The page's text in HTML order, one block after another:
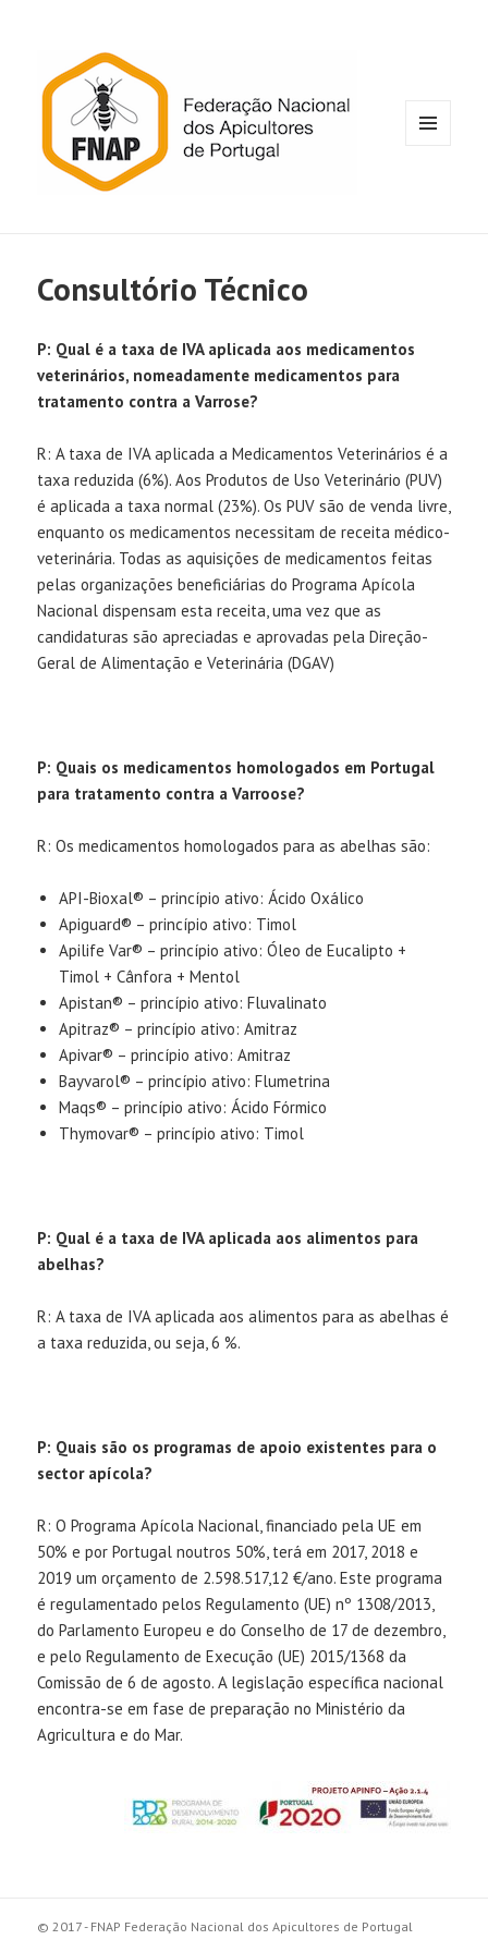
Consultório Técnico
P: Qual é a taxa de IVA aplicada aos medicamentos
veterinários, nomeadamente medicamentos para
tratamento contra a Varrose?
R: A taxa de IVA aplicada a Medicamentos Veterinários é a
taxa reduzida (6%). Aos Produtos de Uso Veterinário (PUV)
é aplicada a taxa normal (23%). Os PUV são de venda livre,
enquanto os medicamentos necessitam de receita médico-
veterinária. Todas as aquisições de medicamentos feitas
pelas organizações beneficiárias do Programa Apícola
Nacional dispensam esta receita, uma vez que as
candidaturas são apreciadas e aprovadas pela Direção-
Geral de Alimentação e Veterinária (DGAV)
P: Quais os medicamentos homologados em Portugal
para tratamento contra a Varroose?
R: Os medicamentos homologados para as abelhas são:
API-Bioxal® – princípio ativo: Ácido Oxálico
Apiguard® – princípio ativo: Timol
Apilife Var® – princípio ativo: Óleo de Eucalipto +
Timol + Cânfora + Mentol
Apistan® – princípio ativo: Fluvalinato
Apitraz® – princípio ativo: Amitraz
Apivar® – princípio ativo: Amitraz
Bayvarol® – princípio ativo: Flumetrina
Maqs® – princípio ativo: Ácido Fórmico
Thymovar® – princípio ativo: Timol
P: Qual é a taxa de IVA aplicada aos alimentos para
abelhas?
R: A taxa de IVA aplicada aos alimentos para as abelhas é
a taxa reduzida, ou seja, 6 %.
P: Quais são os programas de apoio existentes para o
sector apícola?
R: O Programa Apícola Nacional, financiado pela UE em
50% e por Portugal noutros 50%, terá em 2017, 2018 e
2019 um orçamento de 2.598.517,12 €/ano. Este programa
é regulamentado pelos Regulamento (UE) nº 1308/2013,
do Parlamento Europeu e do Conselho de 17 de dezembro,
e pelo Regulamento de Execução (UE) 2015/1368 da
Comissão de 6 de agosto. A legislação específica nacional
encontra-se em fase de preparação no Ministério da
Agricultura e do Mar.
© 2017 - FNAP Federação Nacional dos Apicultores de Portugal